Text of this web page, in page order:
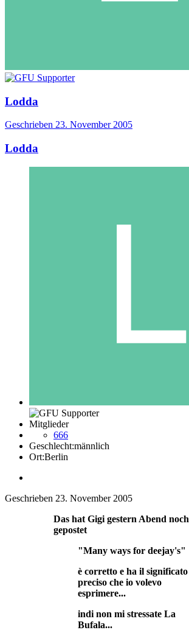
Lodda
Geschrieben 23. November 2005
Lodda
Mitglieder
666
Geschlecht:männlich
Ort:Berlin
Geschrieben 23. November 2005
Das hat Gigi gestern Abend noch
gepostet
"Many ways for deejay's"
è corretto e ha il significato
preciso che io volevo
esprimere...
indi non mi stressate La
Bufala...